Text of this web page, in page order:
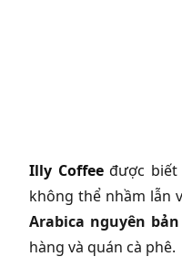
Illy Coffee được
không thể nhầm lẫn
Arabica nguyên bản
hàng và quán cà phê.